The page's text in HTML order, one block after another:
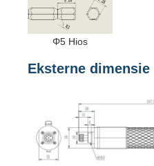
Φ5 Hios
Eksterne dimensie